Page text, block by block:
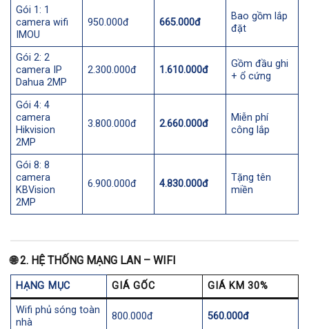
Gói 1: 1
camera wifi
IMOU
950.000đ 665.000đ
Bao gồm lắp
đặt
Gói 2: 2
camera IP
Dahua 2MP
2.300.000đ 1.610.000đ
Gồm đầu ghi
+ ổ cứng
Gói 4: 4
camera
Hikvision
2MP
3.800.000đ 2.660.000đ
Miễn phí
công lắp
Gói 8: 8
camera
KBVision
2MP
6.900.000đ 4.830.000đ
Tặng tên
miền
🌐2. HỆ THỐNG MẠNG LAN – WIFI
HẠNG MỤC GIÁ GỐC GIÁ KM 30%
Wifi phủ sóng toàn
nhà
800.000đ 560.000đ